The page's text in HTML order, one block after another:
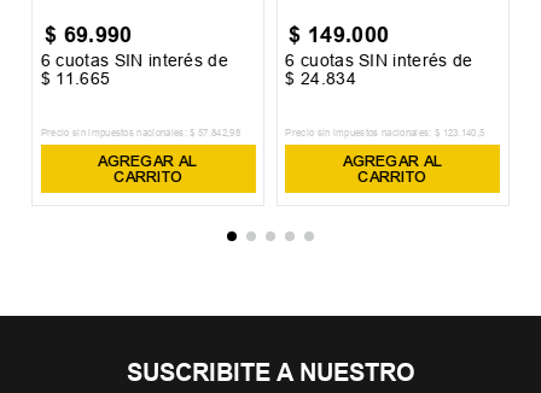
$ 69.990
6 cuotas SIN interés de
$ 11.665
Precio sin impuestos nacionales: $ 57 .842,98
AGREGAR AL
CARRITO
$ 149.000
6 cuotas SIN interés de
$ 24.834
Precio sin impuestos nacionales: $ 123. 140 ,5
AGREGAR AL
CARRITO
SUSCRIBITE A NUESTRO